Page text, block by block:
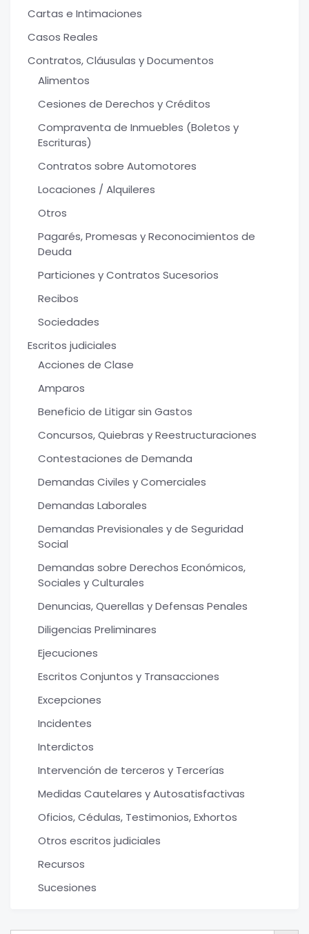
Cartas e Intimaciones
Casos Reales
Contratos, Cláusulas y Documentos
Alimentos
Cesiones de Derechos y Créditos
Compraventa de Inmuebles (Boletos y
Escrituras)
Contratos sobre Automotores
Locaciones / Alquileres
Otros
Pagarés, Promesas y Reconocimientos de
Deuda
Particiones y Contratos Sucesorios
Recibos
Sociedades
Escritos judiciales
Acciones de Clase
Amparos
Beneficio de Litigar sin Gastos
Concursos, Quiebras y Reestructuraciones
Contestaciones de Demanda
Demandas Civiles y Comerciales
Demandas Laborales
Demandas Previsionales y de Seguridad
Social
Demandas sobre Derechos Económicos,
Sociales y Culturales
Denuncias, Querellas y Defensas Penales
Diligencias Preliminares
Ejecuciones
Escritos Conjuntos y Transacciones
Excepciones
Incidentes
Interdictos
Intervención de terceros y Tercerías
Medidas Cautelares y Autosatisfactivas
Oficios, Cédulas, Testimonios, Exhortos
Otros escritos judiciales
Recursos
Sucesiones
Botón de